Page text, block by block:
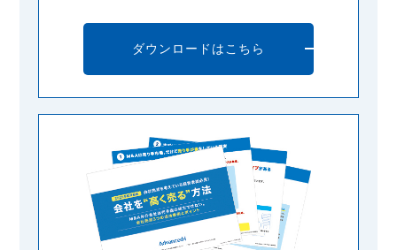
ダウンロードはこちら